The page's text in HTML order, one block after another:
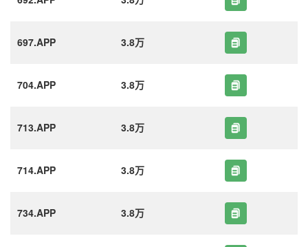
697.APP 3.8万
704.APP 3.8万
713.APP 3.8万
714.APP 3.8万
734.APP 3.8万